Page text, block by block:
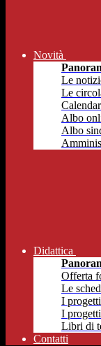
Novità
Le
Le
Albo
Albo
Didattica
Offerta
Le
I
I
Libri di
Contatti